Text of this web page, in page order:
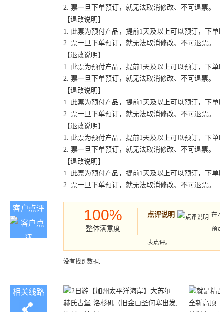
2. 票一旦下单预订，就无法取消修改、不可退票。
【退改说明】
1. 此票为预付产品，提前1天及以上可以预订，下
2. 票一旦下单预订，就无法取消修改、不可退票。
【退改说明】
1. 此票为预付产品，提前1天及以上可以预订，下
2. 票一旦下单预订，就无法取消修改、不可退票。
【退改说明】
1. 此票为预付产品，提前1天及以上可以预订，下
2. 票一旦下单预订，就无法取消修改、不可退票。
【退改说明】
1. 此票为预付产品，提前1天及以上可以预订，下
2. 票一旦下单预订，就无法取消修改、不可退票。
【退改说明】
1. 此票为预付产品，提前1天及以上可以预订，下
2. 票一旦下单预订，就无法取消修改、不可退票。
客户点评 100%
整体满意度
点评说明
在
预
表点评。
没有找到数据.
相关线路